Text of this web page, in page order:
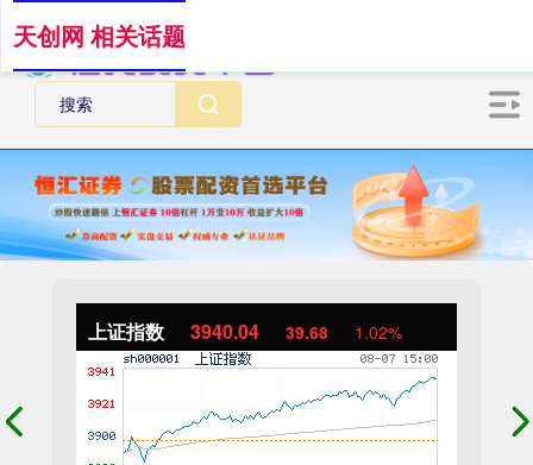
上证指数 3940.04 39.68 1.02%
天创网 相关话题